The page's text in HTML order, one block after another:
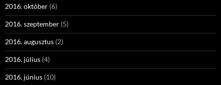
2016. október (6)
2016. szeptember (5)
2016. augusztus (2)
2016. július (4)
2016. június (10)